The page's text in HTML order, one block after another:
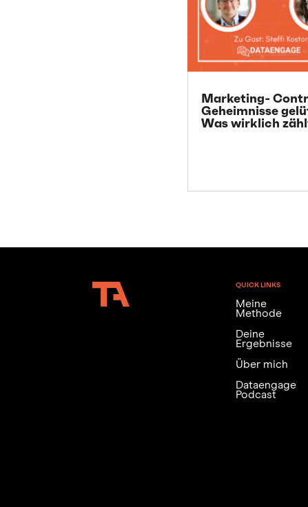
Marketing-
Geheimnisse
Was wirklich
QUICK LINKS
Meine
Methode
Deine
Ergebnisse
Über mich
Dataengage
Podcast